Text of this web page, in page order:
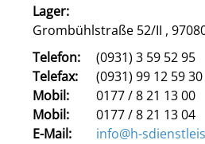
Lager:
Grombühlstraße 52/II ,
Telefon:
(0931) 3 59 52 95
Telefax:
(0931) 99 12 59 30
Mobil:
0177 / 8 21 13 00
Mobil:
0177 / 8 21 13 04
E-Mail:
info@h-